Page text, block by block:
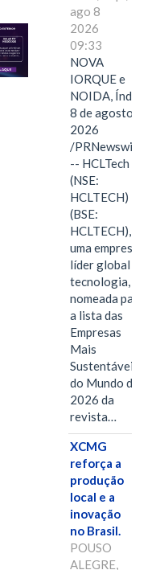
ago 8
2026
09:33
NOVA
IORQUE e
NOIDA, Índia,
8 de agosto de
2026
/PRNewswire/
-- HCLTech
(NSE:
HCLTECH)
(BSE:
HCLTECH),
uma empresa
líder global em
tecnologia, foi
nomeada para
a lista das
Empresas
Mais
Sustentáveis
do Mundo de
2026 da
revista…
XCMG
reforça a
produção
local e a
inovação
no Brasil.
POUSO
ALEGRE,